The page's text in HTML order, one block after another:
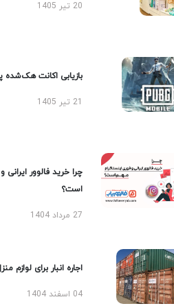
20 تیر 1405
بازیابی اکانت هک‌شده
چرا خرید فالوور ایرانی
است؟
27 مرداد 1404
اجاره انبار برای لوازم
04 اسفند 1404